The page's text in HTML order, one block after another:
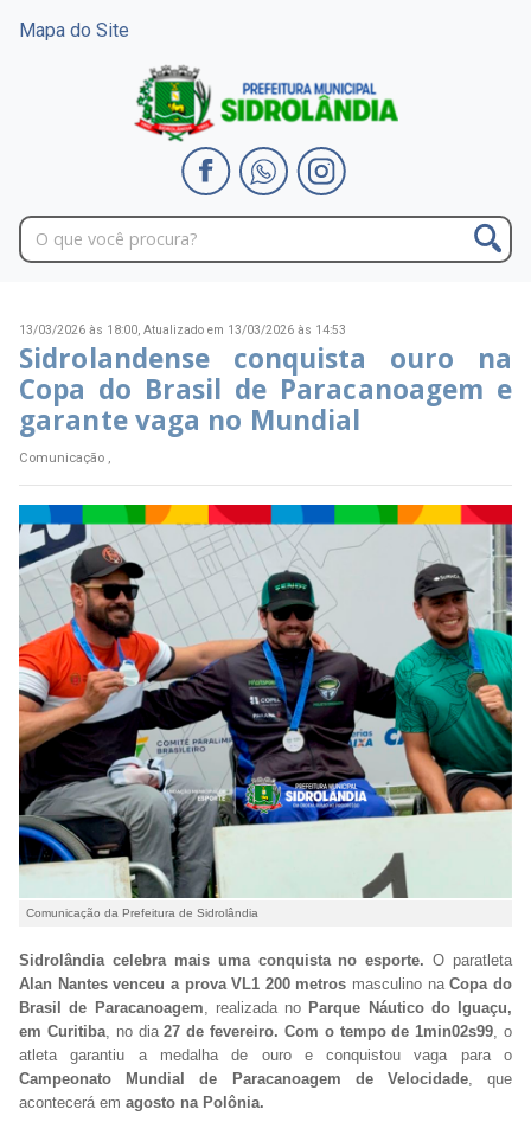
Mapa do Site
13/03/2026 às 18:00, Atualizado em 13/03/2026 às 14:53
Sidrolandense conquista ouro na
Copa do Brasil de Paracanoagem e
garante vaga no Mundial
Comunicação ,
Comunicação da Prefeitura de Sidrolândia
Sidrolândia celebra mais uma conquista no esporte. O paratleta
Alan Nantes venceu a prova VL1 200 metros masculino naCopa do
Brasil de Paracanoagem , realizada no Parque Náutico do Iguaçu,
em Curitiba, no dia27 de fevereiro. Com o tempo de 1min02s99 , o
atleta garantiu a medalha de ouro e conquistou vaga para o
Campeonato Mundial de Paracanoagem de Velocidade, que
acontecerá em agosto na Polônia.